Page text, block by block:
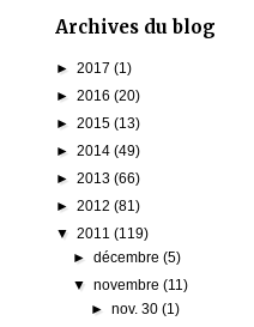
Archives du blog
► 2017 (1)
► 2016 (20)
► 2015 (13)
► 2014 (49)
► 2013 (66)
► 2012 (81)
▼ 2011 (119)
►décembre(5)
▼novembre(11)
► nov. 30 (1)